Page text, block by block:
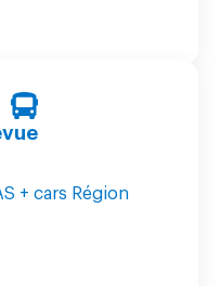
+ cars Région